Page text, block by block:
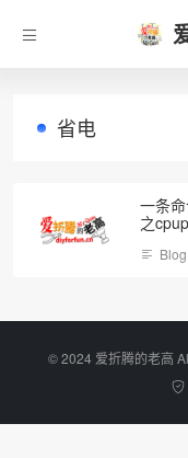
省电
一条
之
Blog
©️ 2024 爱折腾的老高